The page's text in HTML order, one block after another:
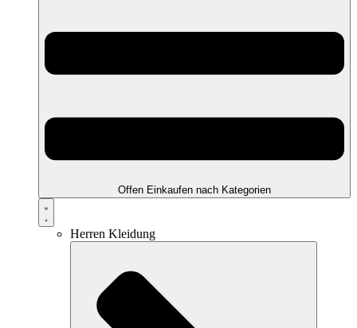
Offen Einkaufen nach Kategorien
Herren Kleidung